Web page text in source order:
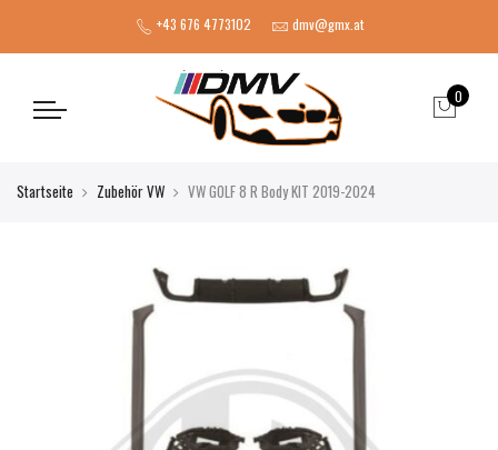
+43 676 4773102 dmv@gmx.at
0
Startseite Zubehör VW VW GOLF 8 R Body KIT 2019-2024